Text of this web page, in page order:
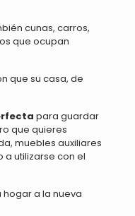
cunas, carros,
que ocupan
que su casa, de
para guardar
que quieres
muebles auxiliares
a utilizarse con el
a la nueva